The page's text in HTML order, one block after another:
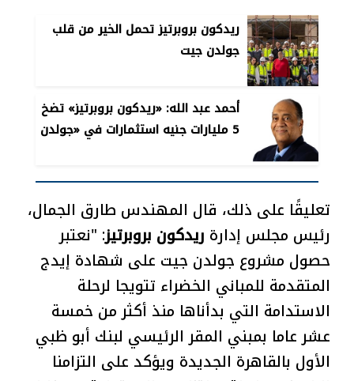
ريدكون بروبرتيز تحمل الخير من قلب
جولدن جيت
أحمد عبد الله: «ريدكون بروبرتيز» تضخ
5 مليارات جنيه استثمارات في «جولدن
تعليقًا على ذلك، قال المهندس طارق الجمال،
رئيس مجلس إدارة ريدكون بروبرتيز: "نعتبر
حصول مشروع جولدن جيت على شهادة إيدج
المتقدمة للمباني الخضراء تتويجا لرحلة
الاستدامة التي بدأناها منذ أكثر من خمسة
عشر عاما بمبني المقر الرئيسي لبنك أبو ظبي
الأول بالقاهرة الجديدة ويؤكد على التزامنا